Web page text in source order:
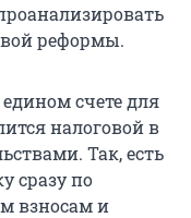
реформы.
счете для
налоговой в
Так, есть
сразу по
взносам и